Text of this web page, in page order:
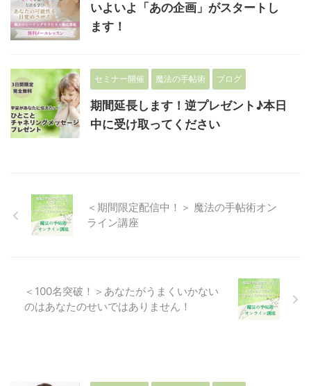
いよいよ「あの企画」がスタートし
ます！
セミナー開催 魔法の手帖術 ブログ
期間延長します！逆プレゼント♪本日
中に受け取ってください
＜期間限定配信中！＞ 魔法の手帖術オン
ライン講座
＜100名突破！＞あなたがうまくいかない
のはあなたのせいではありません！